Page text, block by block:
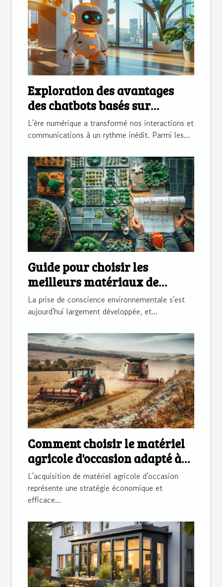
Exploration des avantages
des chatbots basés sur
l'intelligence artificielle
L'ère numérique a transformé nos interactions et
communications à un rythme inédit. Parmi les...
Guide pour choisir les
meilleurs matériaux de
construction écologiques
La prise de conscience environnementale s'est
aujourd'hui largement développée, et...
Comment choisir le matériel
agricole d'occasion adapté à
vos besoins
L'acquisition de matériel agricole d'occasion
représente une stratégie économique et
efficace...